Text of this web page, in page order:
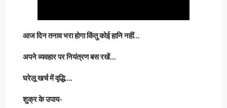
आज दिन तनाव भरा होगा किंतु कोई हानि नहीं…
अपने व्यवहार पर नियंत्रण बस रखें…
घरेलू खर्च में वृद्धि….
शुक्र के उपाय-